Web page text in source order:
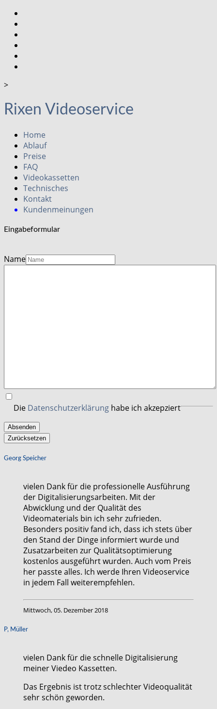
>
Rixen Videoservice
Home
Ablauf
Preise
FAQ
Videokassetten
Technisches
Kontakt
Kundenmeinungen
Eingabeformular
Name
Die Datenschutzerklärung habe ich akzepziert
Absenden
Zurücksetzen
Georg Speicher
vielen Dank für die professionelle Ausführung
der Digitalisierungsarbeiten. Mit der
Abwicklung und der Qualität des
Videomaterials bin ich sehr zufrieden.
Besonders positiv fand ich, dass ich stets über
den Stand der Dinge informiert wurde und
Zusatzarbeiten zur Qualitätsoptimierung
kostenlos ausgeführt wurden. Auch vom Preis
her passte alles. Ich werde Ihren Videoservice
in jedem Fall weiterempfehlen.
Mittwoch, 05. Dezember 2018
P, Müller
vielen Dank für die schnelle Digitalisierung
meiner Viedeo Kassetten.
Das Ergebnis ist trotz schlechter Videoqualität
sehr schön geworden.